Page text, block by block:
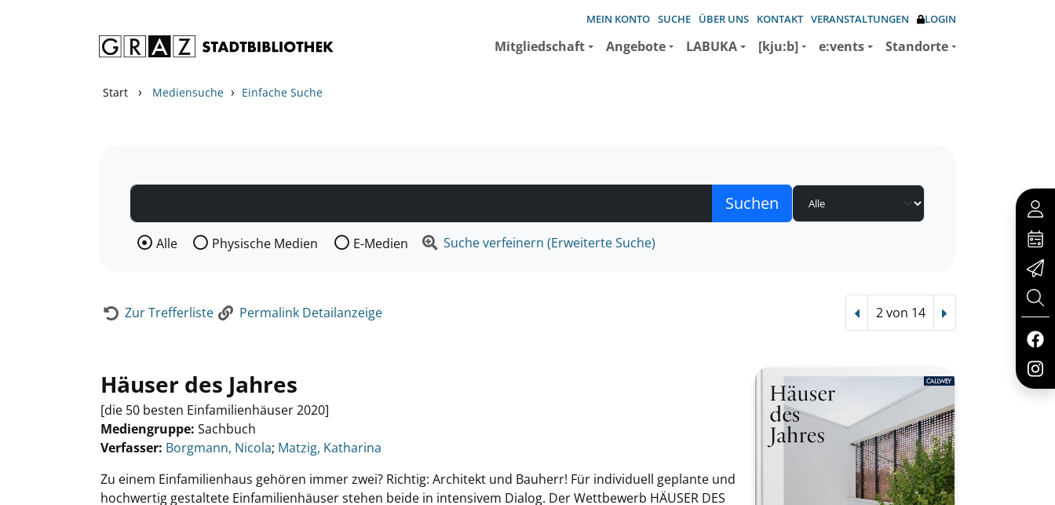
MEIN KONTO SUCHE ÜBER UNS KONTAKT VERANSTALTUNGEN LOGIN
Mitgliedschaft Angebote LABUKA [kju:b] e:vents Standorte
Start › Mediensuche › Einfache Suche
Wählen Sie die Medienart nach der Sie suchen wollen.
Alle Physische Medien E-Medien Suche verfeinern (Erweiterte Suche)
Zur Trefferliste Permalink Detailanzeige Vorheriger Treffer
2 von 14 Nächster Treffer
Häuser des Jahres
[die 50 besten Einfamilienhäuser 2020]
Mediengruppe: Sachbuch
Verfasser: Suche nach diesem Verfasser
Borgmann, Nicola; Matzig, Katharina
Zu einem Einfamilienhaus gehören immer zwei? Richtig: Architekt und Bauherr! Für individuell geplante und
hochwertig gestaltete Einfamilienhäuser stehen beide in intensivem Dialog. Der Wettbewerb HÄUSER DES